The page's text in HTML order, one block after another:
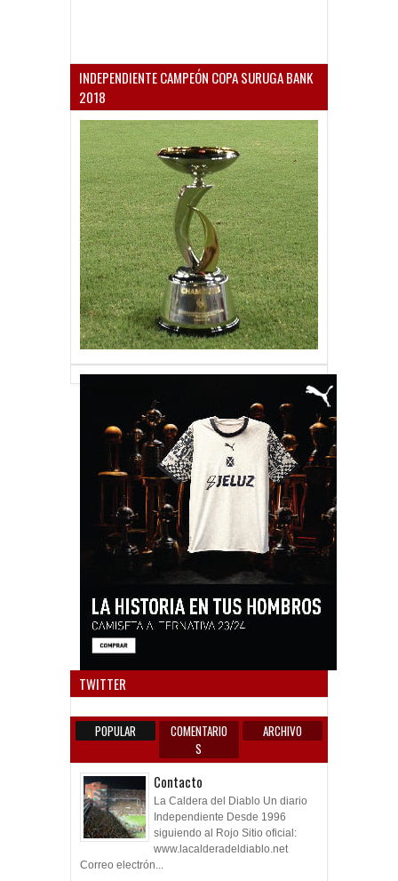
INDEPENDIENTE CAMPEÓN COPA SURUGA BANK
2018
TWITTER
POPULAR
COMENTARIO
S
ARCHIVO
Contacto
La Caldera del Diablo Un diario
Independiente Desde 1996
siguiendo al Rojo Sitio oficial:
www.lacalderadeldiablo.net
Correo electrón...